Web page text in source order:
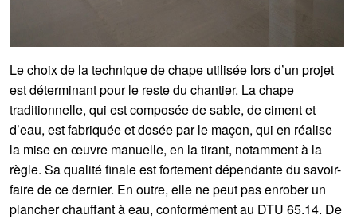
Le choix de la technique de chape utilisée lors d’un projet
est déterminant pour le reste du chantier. La chape
traditionnelle, qui est composée de sable, de ciment et
d’eau, est fabriquée et dosée par le maçon, qui en réalise
la mise en œuvre manuelle, en la tirant, notamment à la
règle. Sa qualité finale est fortement dépendante du savoir-
faire de ce dernier. En outre, elle ne peut pas enrober un
plancher chauffant à eau, conformément au DTU 65.14. De